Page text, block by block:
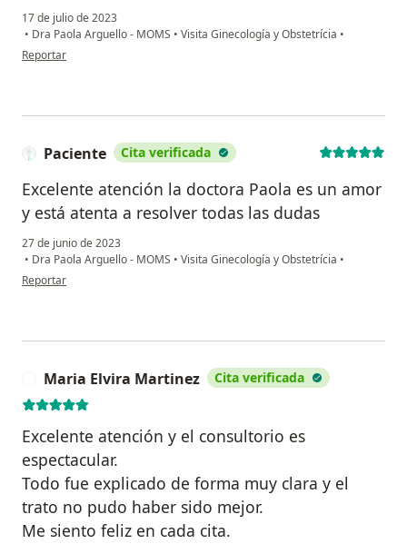
17 de julio de 2023
• Dra Paola Arguello - MOMS • Visita Ginecología y Obstetrícia •
en opinión del usuario María camila castaño
Reportar
Paciente Cita verificada
Excelente atención la doctora Paola es un amor
y está atenta a resolver todas las dudas
27 de junio de 2023
• Dra Paola Arguello - MOMS • Visita Ginecología y Obstetrícia •
en opinión del usuario Paciente
Reportar
Maria Elvira Martinez Cita verificada
Excelente atención y el consultorio es
espectacular.
Todo fue explicado de forma muy clara y el
trato no pudo haber sido mejor.
Me siento feliz en cada cita.